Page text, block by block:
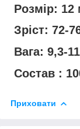
Розмір: 12
Зріст: 72-
Вага: 9,3-
Состав :
Приховати